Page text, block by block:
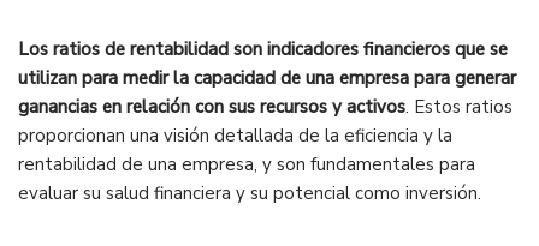
Los ratios de rentabilidad son indicadores financieros que se
utilizan para medir la capacidad de una empresa para generar
ganancias en relación con sus recursos y activos. Estos ratios
proporcionan una visión detallada de la eficiencia y la
rentabilidad de una empresa, y son fundamentales para
evaluar su salud financiera y su potencial como inversión.